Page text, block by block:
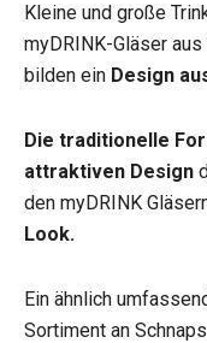
Kleine und große
myDRINK-Gläser
bilden ein Design
Die traditionelle
attraktiven Design
den myDRINK
Look.
Ein ähnlich
Sortiment an